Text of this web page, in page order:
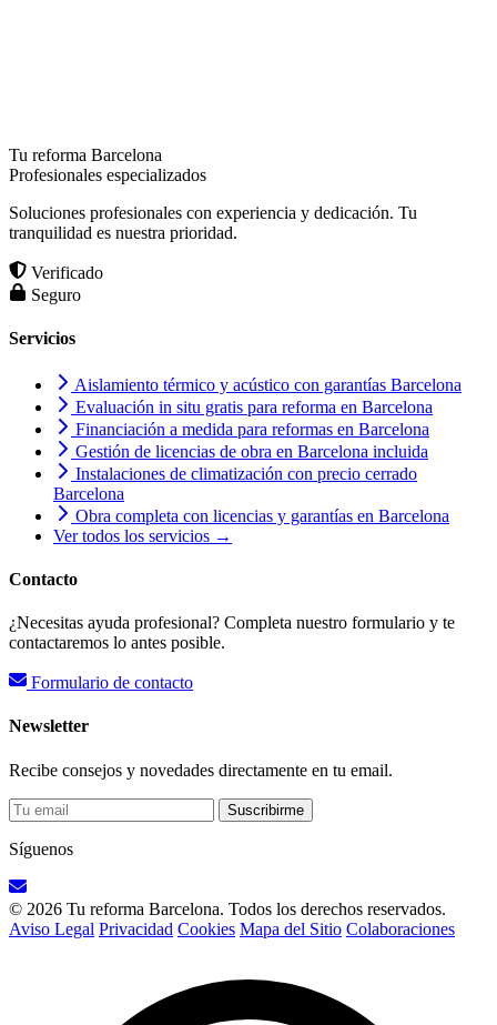
Tu reforma Barcelona
Profesionales especializados
Soluciones profesionales con experiencia y dedicación. Tu
tranquilidad es nuestra prioridad.
Verificado
Seguro
Servicios
Aislamiento térmico y acústico con garantías Barcelona
Evaluación in situ gratis para reforma en Barcelona
Financiación a medida para reformas en Barcelona
Gestión de licencias de obra en Barcelona incluida
Instalaciones de climatización con precio cerrado
Barcelona
Obra completa con licencias y garantías en Barcelona
Ver todos los servicios →
Contacto
¿Necesitas ayuda profesional? Completa nuestro formulario y te
contactaremos lo antes posible.
Formulario de contacto
Newsletter
Recibe consejos y novedades directamente en tu email.
Suscribirme
Síguenos
© 2026 Tu reforma Barcelona. Todos los derechos reservados.
Aviso Legal Privacidad Cookies Mapa del Sitio Colaboraciones